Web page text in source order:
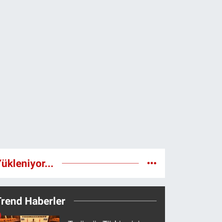
Haberler